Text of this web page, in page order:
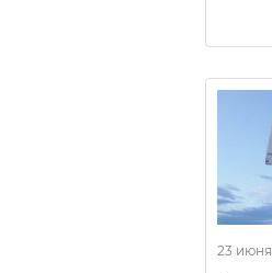
23 июня